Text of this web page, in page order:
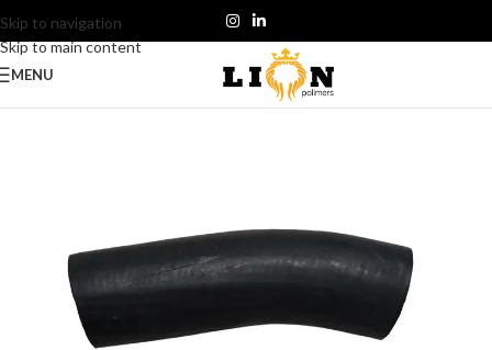
Skip to navigation
Skip to main content
MENU